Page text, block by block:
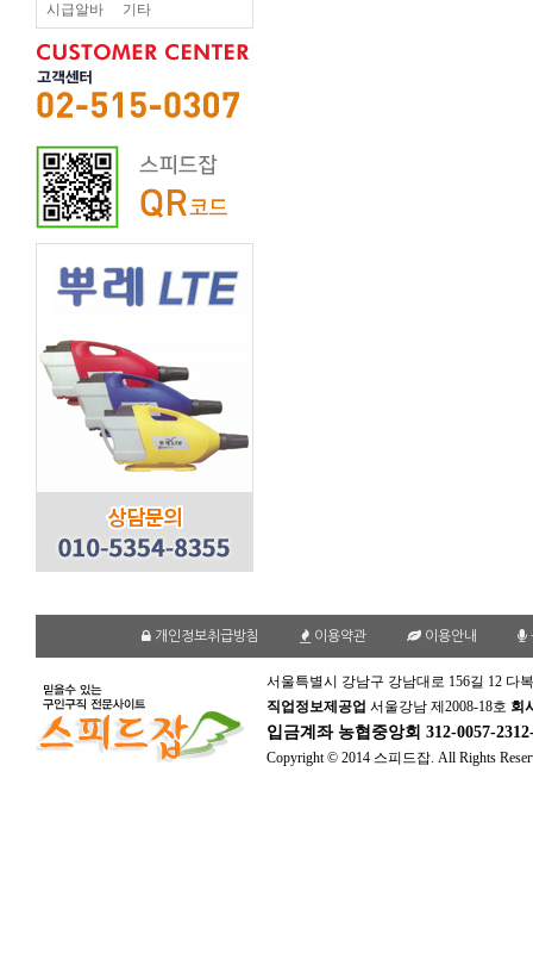
시급알바 기타
개인정보취급방침 이용약관 이용안내
서울특별시 강남구 강남대로 156길 12 다
직업정보제공업 서울강남 제2008-18호 회
입금계좌 농협중앙회 312-0057-
Copyright © 2014 스피드잡. All Rights